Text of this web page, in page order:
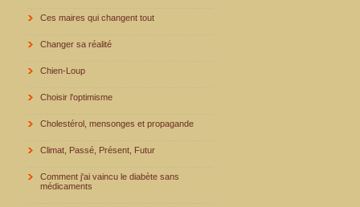
Ces maires qui changent tout
Changer sa réalité
Chien-Loup
Choisir l'optimisme
Cholestérol, mensonges et propagande
Climat, Passé, Présent, Futur
Comment j'ai vaincu le diabète sans
médicaments